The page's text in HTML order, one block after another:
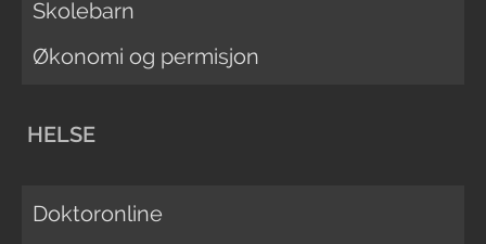
Skolebarn
Økonomi og permisjon
HELSE
Doktoronline